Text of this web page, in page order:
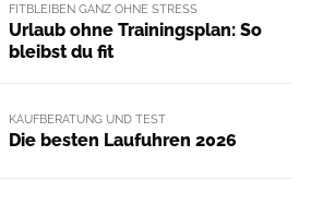
FITBLEIBEN GANZ OHNE STRESS
Urlaub ohne Trainingsplan: So
bleibst du fit
KAUFBERATUNG UND TEST
Die besten Laufuhren 2026